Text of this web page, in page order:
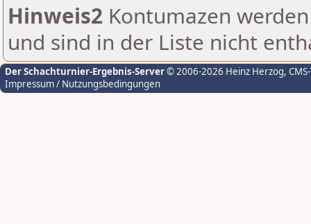
Hinweis2 Kontumazen
und sind in der Liste nicht
Der Schachturnier-Ergebnis-Server© 2006-2026 Heinz Herzog,
Impressum / Nutzungsbedingungen